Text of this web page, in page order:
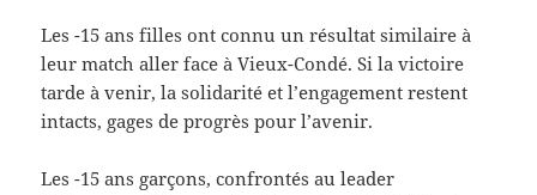
Les -15 ans filles ont connu un résultat similaire à
leur match aller face à Vieux-Condé. Si la victoire
tarde à venir, la solidarité et l’engagement restent
intacts, gages de progrès pour l’avenir.
Les -15 ans garçons, confrontés au leader